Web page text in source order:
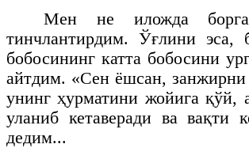
Мен не иложда
тинчлантирдим. Ўғлини эса,
бобосининг катта бобосини
айтдим. «Сен ёшсан, занжирни
унинг ҳурматини жойига қўй,
уланиб кетаверади ва вақти
дедим...